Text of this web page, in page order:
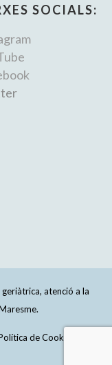
SOCIALS:
atenció a la
de Cookies